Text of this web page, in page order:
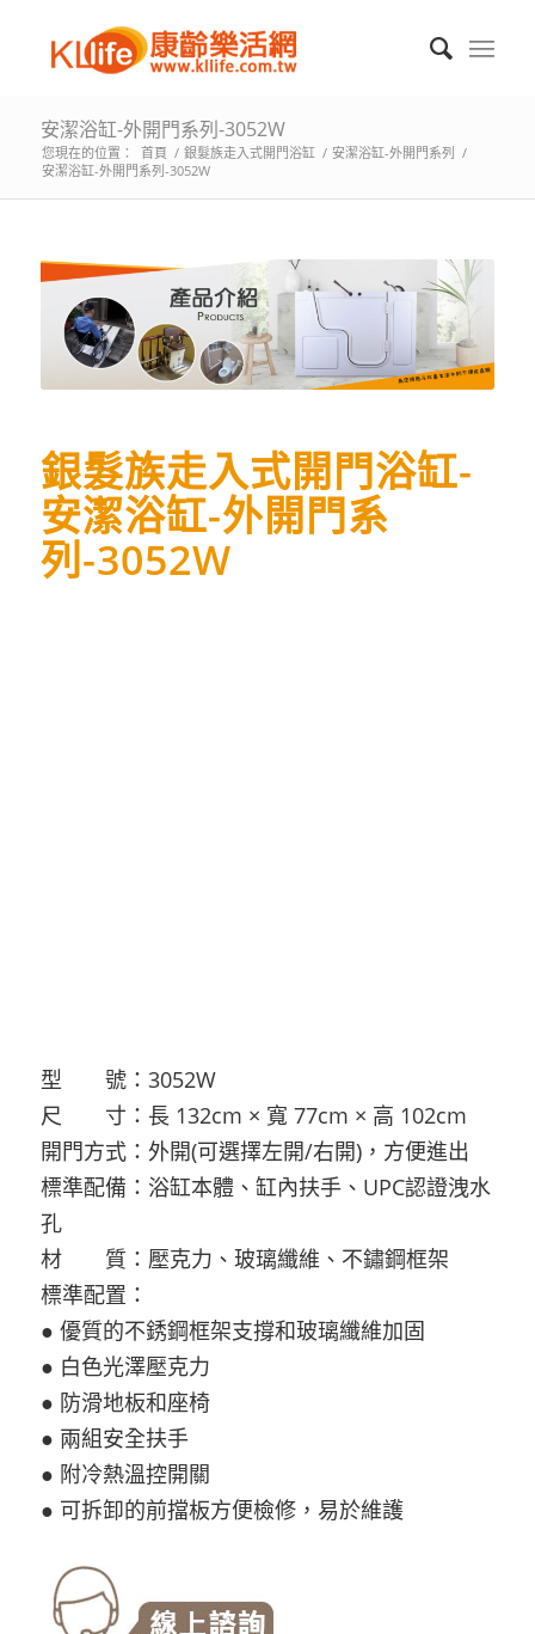
安潔浴缸-外開門系列-3052W
您現在的位置： 首頁 / 銀髮族走入式開門浴缸 / 安潔浴缸-外開門系列 /
安潔浴缸-外開門系列-3052W
銀髮族走入式開門浴缸-
安潔浴缸-外開門系
列-3052W
型 號：3052W
尺 寸：長 132cm × 寬 77cm × 高 102cm
開門方式：外開(可選擇左開/右開)，方便進出
標準配備：浴缸本體、缸內扶手、UPC認證洩水
孔
材 質：壓克力、玻璃纖維、不鏽鋼框架
標準配置：
● 優質的不銹鋼框架支撐和玻璃纖維加固
● 白色光澤壓克力
● 防滑地板和座椅
● 兩組安全扶手
● 附冷熱溫控開關
● 可拆卸的前擋板方便檢修，易於維護